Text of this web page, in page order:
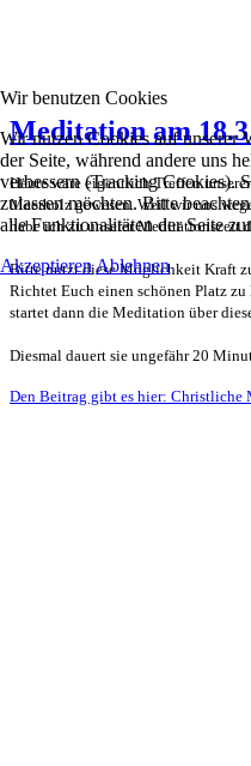
Meditation am
Heute wäre eigentlich Treffen
Meerholz gewesen. Weil wir uns
habe ich zu unserer Meditationszeit
Bitte nutzt diese Möglichkeit Kraft
Richtet Euch einen schönen Platz
startet dann die Meditation über
Diesmal dauert sie ungefähr 20
Den Beitrag gibt es hier:
Wir benutzen Cookies
Wir nutzen Cookies auf unserer
der Seite, während andere uns
verbessern (Tracking Cookies).
zulassen möchten. Bitte
alle Funktionalitäten der Seite
AkzeptierenAblehnen